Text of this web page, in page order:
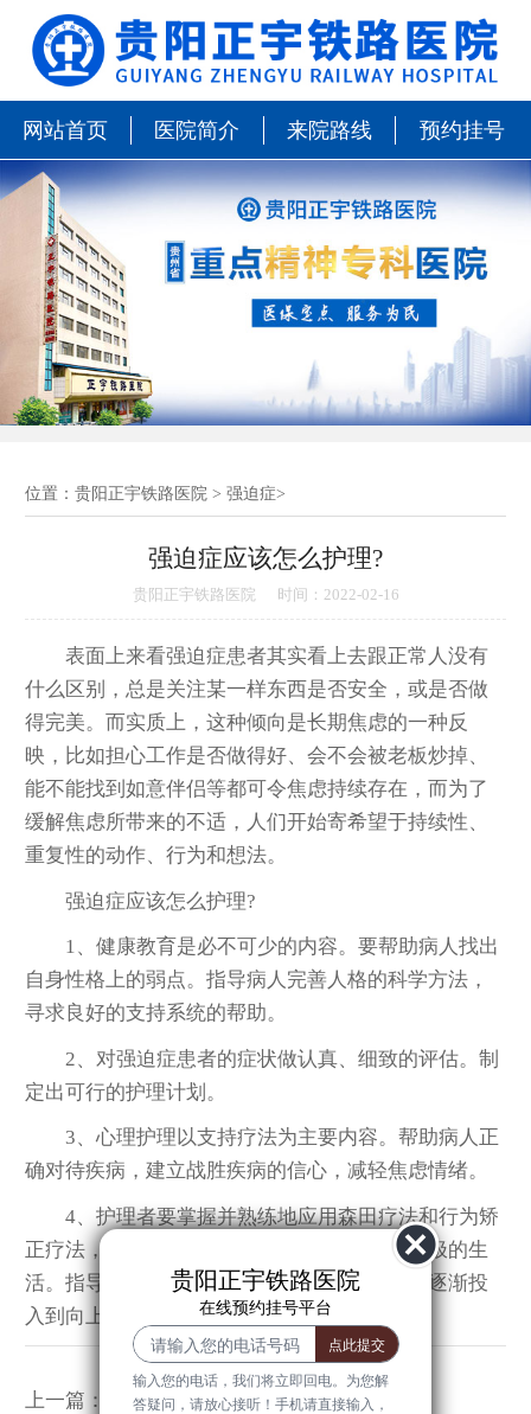
贵阳正宇铁路医院
在线预约挂号平台
输入您的电话，我们将立即回电。为您解
答疑问，请放心接听！手机请直接输入，
网站首页 医院简介 来院路线 预约挂号
位置： 贵阳正宇铁路医院 > 强迫症>
强迫症应该怎么护理?
贵阳正宇铁路医院 时间：2022-02-16
表面上来看强迫症患者其实看上去跟正常人没有
什么区别，总是关注某一样东西是否安全，或是否做
得完美。而实质上，这种倾向是长期焦虑的一种反
映，比如担心工作是否做得好、会不会被老板炒掉、
能不能找到如意伴侣等都可令焦虑持续存在，而为了
缓解焦虑所带来的不适，人们开始寄希望于持续性、
重复性的动作、行为和想法。
强迫症应该怎么护理?
1、健康教育是必不可少的内容。要帮助病人找出
自身性格上的弱点。指导病人完善人格的科学方法，
寻求良好的支持系统的帮助。
2、对强迫症患者的症状做认真、细致的评估。制
定出可行的护理计划。
3、心理护理以支持疗法为主要内容。帮助病人正
确对待疾病，建立战胜疾病的信心，减轻焦虑情绪。
4、护理者要掌握并熟练地应用森田疗法和行为矫
正疗法，协助医生做好治疗。帮助病人体验积极的生
活。指导病人改变消极的生活态度而将其行为逐渐投
入到向上的、有建设性的生活中去。
上一篇：
强迫症有哪些危害呢?